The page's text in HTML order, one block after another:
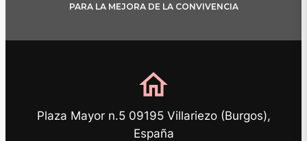
PARA LA MEJORA DE LA CONVIVENCIA
home
Plaza Mayor n.5 09195 Villariezo (Burgos),
España